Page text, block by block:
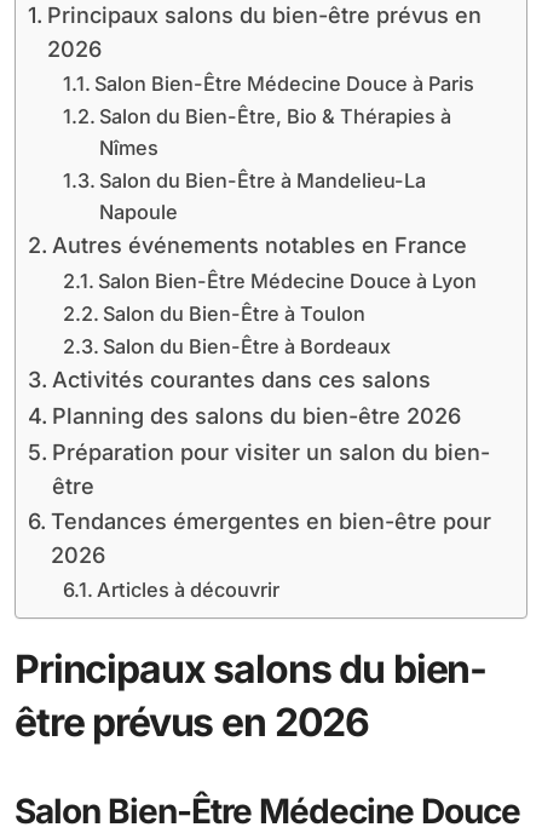
Principaux salons du bien-être prévus en
2026
Salon Bien-Être Médecine Douce à Paris
Salon du Bien-Être, Bio & Thérapies à
Nîmes
Salon du Bien-Être à Mandelieu-La
Napoule
Autres événements notables en France
Salon Bien-Être Médecine Douce à Lyon
Salon du Bien-Être à Toulon
Salon du Bien-Être à Bordeaux
Activités courantes dans ces salons
Planning des salons du bien-être 2026
Préparation pour visiter un salon du bien-
être
Tendances émergentes en bien-être pour
2026
Articles à découvrir
Principaux salons du bien-
être prévus en 2026
Salon Bien-Être Médecine Douce